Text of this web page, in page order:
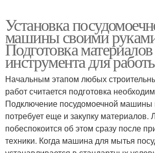
Установка
машины своими
Подготовка
инструмента для
Начальным этапом любых
работ считается подготовка
Подключение посудомоечной машины
потребует еще и закупку материалов.
побеспокоится об этом сразу после
техники. Когда машина для мытья